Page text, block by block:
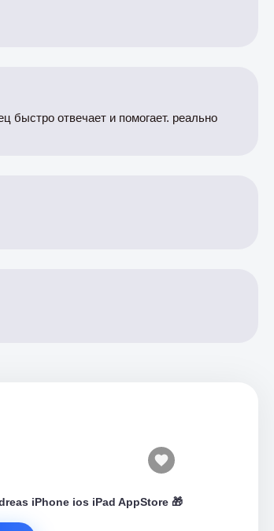
быстро отвечает и помогает. реально
iPhone ios iPad AppStore 🎁